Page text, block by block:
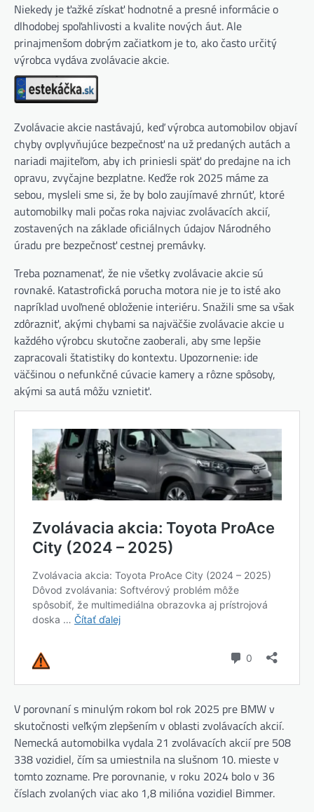
Niekedy je ťažké získať hodnotné a presné informácie o
dlhodobej spoľahlivosti a kvalite nových áut. Ale
prinajmenšom dobrým začiatkom je to, ako často určitý
výrobca vydáva zvolávacie akcie.
Zvolávacie akcie nastávajú, keď výrobca automobilov objaví
chyby ovplyvňujúce bezpečnosť na už predaných autách a
nariadi majiteľom, aby ich priniesli späť do predajne na ich
opravu, zvyčajne bezplatne. Keďže rok 2025 máme za
sebou, mysleli sme si, že by bolo zaujímavé zhrnúť, ktoré
automobilky mali počas roka najviac zvolávacích akcií,
zostavených na základe oficiálnych údajov Národného
úradu pre bezpečnosť cestnej premávky.
Treba poznamenať, že nie všetky zvolávacie akcie sú
rovnaké. Katastrofická porucha motora nie je to isté ako
napríklad uvoľnené obloženie interiéru. Snažili sme sa však
zdôrazniť, akými chybami sa najväčšie zvolávacie akcie u
každého výrobcu skutočne zaoberali, aby sme lepšie
zapracovali štatistiky do kontextu. Upozornenie: ide
väčšinou o nefunkčné cúvacie kamery a rôzne spôsoby,
akými sa autá môžu vznietiť.
V porovnaní s minulým rokom bol rok 2025 pre BMW v
skutočnosti veľkým zlepšením v oblasti zvolávacích akcií.
Nemecká automobilka vydala 21 zvolávacích akcií pre 508
338 vozidiel, čím sa umiestnila na slušnom 10. mieste v
tomto zozname. Pre porovnanie, v roku 2024 bolo v 36
číslach zvolaných viac ako 1,8 milióna vozidiel Bimmer.